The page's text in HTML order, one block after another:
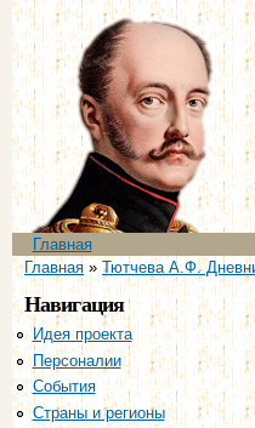
Главное меню
Главная
Вы здесь
Главная» Тютчева А.Ф.
Навигация
Идея проекта
Персоналии
События
Страны и регионы